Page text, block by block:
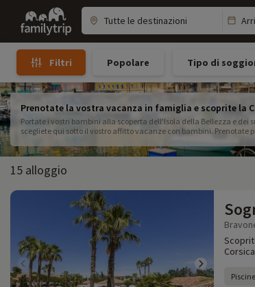
Family
trip
Filtri Popolare Tipo di
Prenotate la vostra vacanza in famiglia e scoprite la
Portate i vostri bambini alla scoperta dell'Isola della Bellezza e dei
scegliete qui sotto il vostro affitto vacanze con bambini. Prenotate
15 alloggio